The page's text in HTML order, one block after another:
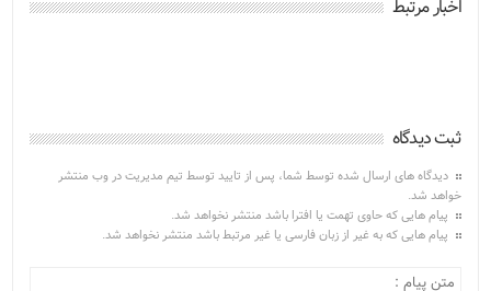
اخبار مرتبط
ثبت دیدگاه
دیدگاه های ارسال شده توسط شما، پس از تایید توسط تیم مدیریت در وب منتشر
خواهد شد.
پیام هایی که حاوی تهمت یا افترا باشد منتشر نخواهد شد.
پیام هایی که به غیر از زبان فارسی یا غیر مرتبط باشد منتشر نخواهد شد.